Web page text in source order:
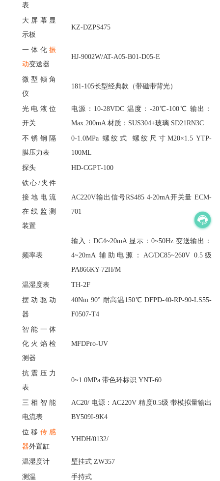
表
大屏幕显
示板
KZ-DZPS475
一体化振
动变送器
HJ-9002W/AT-A05-B01-D05-E
微型倾角
仪
181-105长型经典款（带磁带背光）
光电液位
开关
电源： 10-28VDC 温度：-20℃-100℃ 输出：
Max.200mA 材质：SUS304+玻璃 SD21RN3C
不锈钢隔
膜压力表
0-1.0MPa 螺纹式 螺纹尺寸M20×1.5 YTP-
100ML
探头 HD-CGPT-100
铁心 /夹件
接地电流
在线监测
装置
AC220V输出信号RS485 4-20mA开关量 ECM-
701
频率表
输入： DC4~20mA 显示：0~50Hz 变送输出：
4~20mA 辅助电源：AC/DC85~260V 0.5级
PA866KY-72H/M
温湿度表 TH-2F
摆动驱动
器
40Nm 90° 耐高温150℃ DFPD-40-RP-90-LS55-
F0507-T4
智能一体
化火焰检
测器
MFDPro-UV
抗震压力
表
0~1.0MPa 带色环标识 YNT-60
三相智能
电流表
AC20/ 电源：AC220V 精度0.5级 带模拟量输出
BY509I-9K4
位移 传感
器外置缸
YHDH/0132/
温湿度计 壁挂式 ZW357
测温 手持式